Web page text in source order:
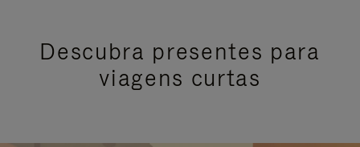
Descubra presentes para
viagens curtas